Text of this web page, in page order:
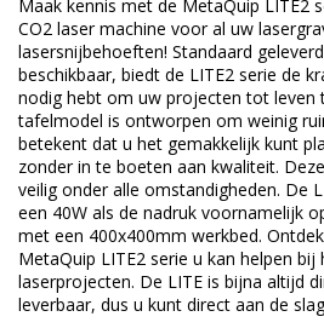
Maak kennis met de MetaQuip LITE2
CO2 laser machine voor al uw
lasersnijbehoeften! Standaard
beschikbaar, biedt de LITE2 serie de
nodig hebt om uw projecten tot leven
tafelmodel is ontworpen om weinig
betekent dat u het gemakkelijk kunt
zonder in te boeten aan kwaliteit.
veilig onder alle omstandigheden. De
een 40W als de nadruk voornamelijk
met een 400x400mm werkbed.
MetaQuip LITE2 serie u kan helpen
laserprojecten. De LITE is bijna altijd
leverbaar, dus u kunt direct aan de